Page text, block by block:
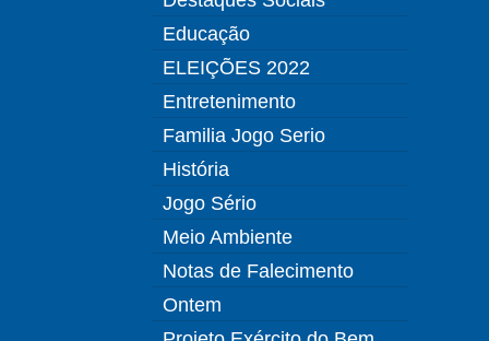
Educação
ELEIÇÕES 2022
Entretenimento
Familia Jogo Serio
História
Jogo Sério
Meio Ambiente
Notas de Falecimento
Ontem